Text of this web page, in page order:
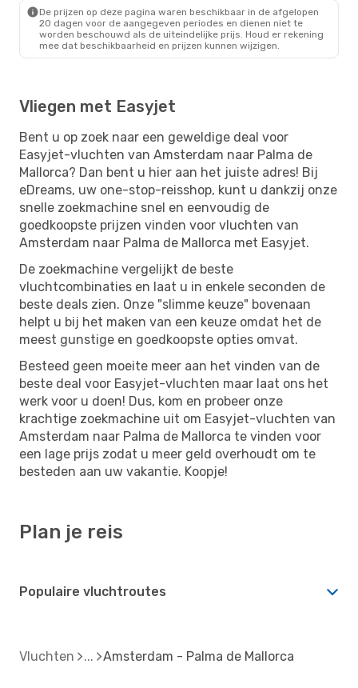
De prijzen op deze pagina waren beschikbaar in de afgelopen
20 dagen voor de aangegeven periodes en dienen niet te
worden beschouwd als de uiteindelijke prijs. Houd er rekening
mee dat beschikbaarheid en prijzen kunnen wijzigen.
Vliegen met Easyjet
Bent u op zoek naar een geweldige deal voor
Easyjet-vluchten van Amsterdam naar Palma de
Mallorca? Dan bent u hier aan het juiste adres! Bij
eDreams, uw one-stop-reisshop, kunt u dankzij onze
snelle zoekmachine snel en eenvoudig de
goedkoopste prijzen vinden voor vluchten van
Amsterdam naar Palma de Mallorca met Easyjet.
De zoekmachine vergelijkt de beste
vluchtcombinaties en laat u in enkele seconden de
beste deals zien. Onze "slimme keuze" bovenaan
helpt u bij het maken van een keuze omdat het de
meest gunstige en goedkoopste opties omvat.
Besteed geen moeite meer aan het vinden van de
beste deal voor Easyjet-vluchten maar laat ons het
werk voor u doen! Dus, kom en probeer onze
krachtige zoekmachine uit om Easyjet-vluchten van
Amsterdam naar Palma de Mallorca te vinden voor
een lage prijs zodat u meer geld overhoudt om te
besteden aan uw vakantie. Koopje!
Plan je reis
Populaire vluchtroutes
Vluchten Amsterdam - Palma de Mallorca